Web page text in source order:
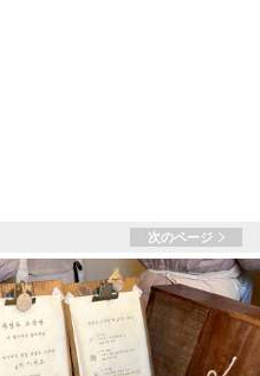
次のページ